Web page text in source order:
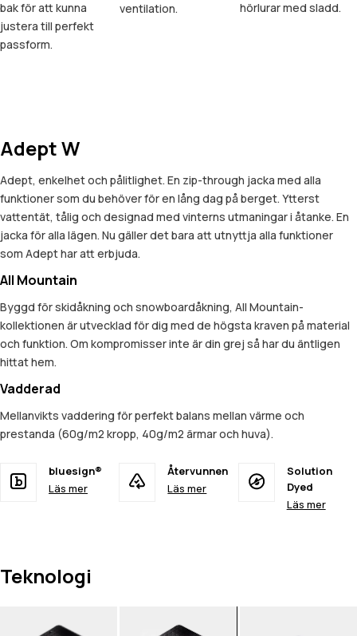
bak för att kunna
justera till perfekt
passform.
ventilation.
hörlurar med sladd.
Adept W
Adept, enkelhet och pålitlighet. En zip-through jacka med alla
funktioner som du behöver för en lång dag på berget. Ytterst
vattentät, tålig och designad med vinterns utmaningar i åtanke. En
jacka för alla lägen. Nu gäller det bara att utnyttja alla funktioner
som Adept har att erbjuda.
All Mountain
Byggd för skidåkning och snowboardåkning, All Mountain-
kollektionen är utvecklad för dig med de högsta kraven på material
och funktion. Om kompromisser inte är din grej så har du äntligen
hittat hem.
Vadderad
Mellanvikts vaddering för perfekt balans mellan värme och
prestanda (60g/m2 kropp, 40g/m2 ärmar och huva).
bluesign®
Läs mer
Återvunnen
Läs mer
Solution
Dyed
Läs mer
Teknologi